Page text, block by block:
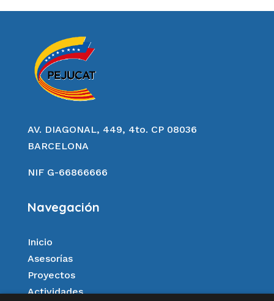
AV. DIAGONAL, 449, 4to. CP 08036
BARCELONA
NIF G-66866666
Navegación
Inicio
Asesorías
Proyectos
Actividades